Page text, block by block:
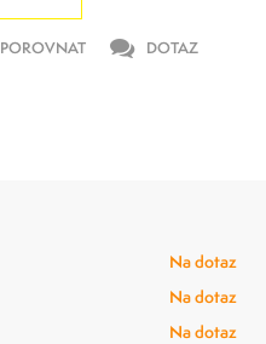
POROVNAT DOTAZ
Na dotaz
Na dotaz
Na dotaz